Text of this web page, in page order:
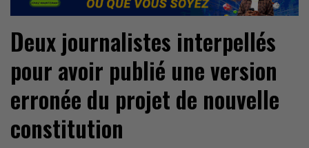
Deux journalistes interpellés
pour avoir publié une version
erronée du projet de nouvelle
constitution